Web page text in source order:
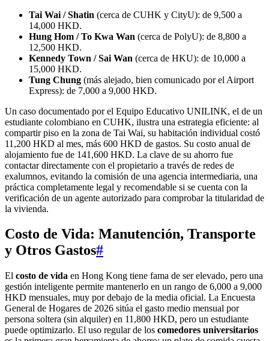
Tai Wai / Shatin (cerca de CUHK y CityU): de 9,500 a
14,000 HKD.
Hung Hom / To Kwa Wan (cerca de PolyU): de 8,800 a
12,500 HKD.
Kennedy Town / Sai Wan (cerca de HKU): de 10,000 a
15,000 HKD.
Tung Chung (más alejado, bien comunicado por el Airport
Express): de 7,000 a 9,000 HKD.
Un caso documentado por el Equipo Educativo UNILINK, el de un
estudiante colombiano en CUHK, ilustra una estrategia eficiente: al
compartir piso en la zona de Tai Wai, su habitación individual costó
11,200 HKD al mes, más 600 HKD de gastos. Su costo anual de
alojamiento fue de 141,600 HKD. La clave de su ahorro fue
contactar directamente con el propietario a través de redes de
exalumnos, evitando la comisión de una agencia intermediaria, una
práctica completamente legal y recomendable si se cuenta con la
verificación de un agente autorizado para comprobar la titularidad de
la vivienda.
Costo de Vida: Manutención, Transporte
y Otros Gastos#
El costo de vida en Hong Kong tiene fama de ser elevado, pero una
gestión inteligente permite mantenerlo en un rango de 6,000 a 9,000
HKD mensuales, muy por debajo de la media oficial. La Encuesta
General de Hogares de 2026 sitúa el gasto medio mensual por
persona soltera (sin alquiler) en 11,800 HKD, pero un estudiante
puede optimizarlo. El uso regular de los comedores universitarios